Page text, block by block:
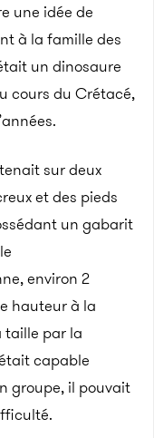
une idée de
à la famille des
un dinosaure
cours du Crétacé,
sur deux
et des pieds
un gabarit
environ 2
hauteur à la
taille par la
capable
groupe, il pouvait